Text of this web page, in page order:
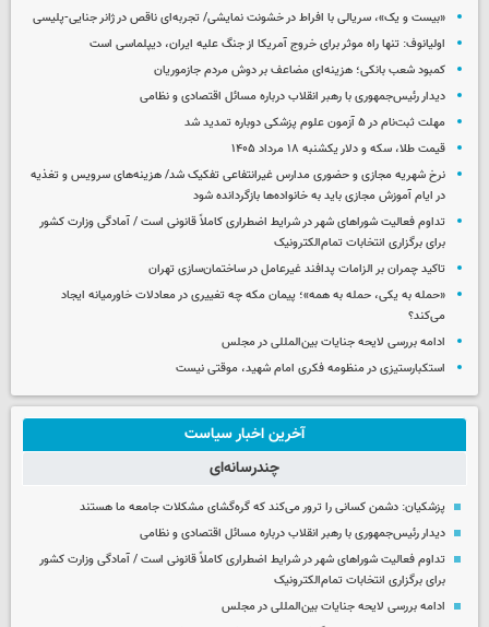
«بیست و یک»، سریالی با افراط در خشونت نمایشی/ تجربه‌ای ناقص در ژانر جنایی-پلیسی
اولیانوف: تنها راه موثر برای خروج آمریکا از جنگ علیه ایران، دیپلماسی است
کمبود شعب بانکی؛ هزینه‌ای مضاعف بر دوش مردم جازموریان
دیدار رئیس‌جمهوری با رهبر انقلاب درباره مسائل اقتصادی و نظامی
مهلت ثبت‌نام در ۵ آزمون علوم پزشکی دوباره تمدید شد
قیمت طلا، سکه و دلار یکشنبه ۱۸ مرداد ۱۴۰۵
نرخ شهریه مجازی و حضوری مدارس غیرانتفاعی تفکیک شد/ هزینه‌های سرویس و تغذیه
در ایام آموزش مجازی باید به خانواده‌ها بازگردانده شود
تداوم فعالیت شوراهای شهر در شرایط اضطراری کاملاً قانونی است / آمادگی وزارت کشور
برای برگزاری انتخابات تمام‌الکترونیک
تاکید چمران بر الزامات پدافند غیرعامل در ساختمان‌سازی تهران
«حمله به یکی، حمله به همه»؛ پیمان مکه چه تغییری در معادلات خاورمیانه ایجاد
می‌کند؟
ادامه بررسی لایحه جنایات بین‌المللی در مجلس
استکبارستیزی در منظومه فکری امام شهید، موقتی نیست
آخرین اخبار سیاست
چندرسانه‌ای
پزشکیان: دشمن کسانی را ترور می‌کند که گره‌گشای مشکلات جامعه ما هستند
دیدار رئیس‌جمهوری با رهبر انقلاب درباره مسائل اقتصادی و نظامی
تداوم فعالیت شوراهای شهر در شرایط اضطراری کاملاً قانونی است / آمادگی وزارت کشور
برای برگزاری انتخابات تمام‌الکترونیک
ادامه بررسی لایحه جنایات بین‌المللی در مجلس